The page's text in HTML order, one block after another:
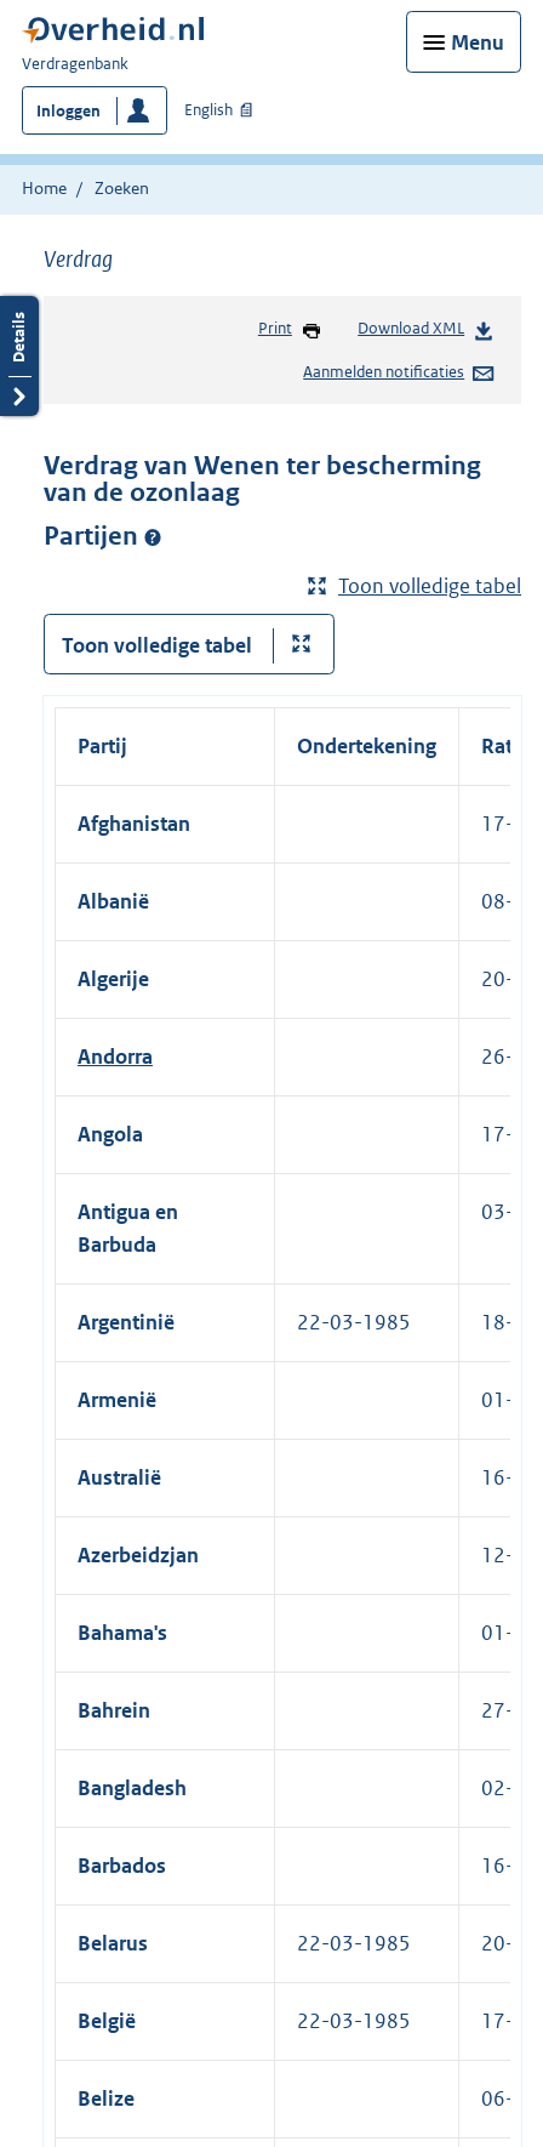
Menu
U
bent
hier:
Verdragenbank
Inloggen English
Home Zoeken
Verdrag
Print Download XML
Aanmelden notificaties
Verdrag van Wenen ter bescherming
van de ozonlaag
Partijen
Toon volledige tabel
Toon volledige tabel
Partij Ondertekening
Afghanistan 17-
Albanië 08-
Algerije 20-
Andorra 26-
Angola 17-
Antigua en
Barbuda
03-
Argentinië 22-03-1985 18-
Armenië 01-
Australië 16-
Azerbeidzjan 12-
Bahama's 01-
Bahrein 27-
Bangladesh 02-
Barbados 16-
Belarus 22-03-1985 20-
België 22-03-1985 17-
Belize 06-